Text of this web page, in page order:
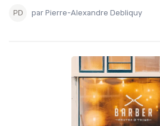
par Pierre-Alexandre Debliquy